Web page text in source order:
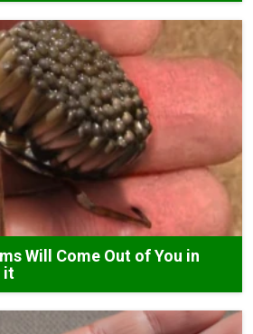
Will Come Out of You in
it